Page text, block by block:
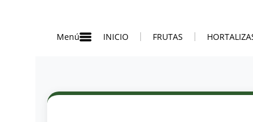
Menú INICIO FRUTAS